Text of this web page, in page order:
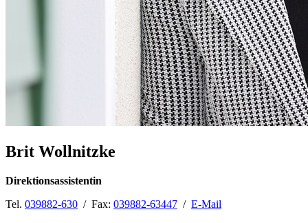
Brit Wollnitzke
Direktionsassistentin
Tel. 039882-630 / Fax: 039882-63447 / E-Mail